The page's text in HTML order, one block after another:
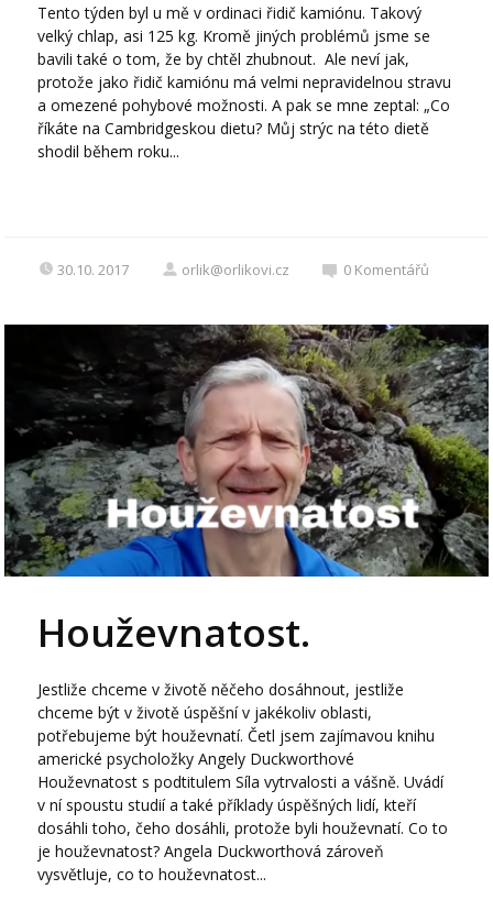
Tento týden byl u mě v ordinaci řidič kamiónu. Takový
velký chlap, asi 125 kg. Kromě jiných problémů jsme se
bavili také o tom, že by chtěl zhubnout. Ale neví jak,
protože jako řidič kamiónu má velmi nepravidelnou stravu
a omezené pohybové možnosti. A pak se mne zeptal: „Co
říkáte na Cambridgeskou dietu? Můj strýc na této dietě
shodil během roku...
30.10. 2017 orlik@orlikovi.cz 0 Komentářů
Houževnatost.
Jestliže chceme v životě něčeho dosáhnout, jestliže
chceme být v životě úspěšní v jakékoliv oblasti,
potřebujeme být houževnatí. Četl jsem zajímavou knihu
americké psycholožky Angely Duckworthové
Houževnatost s podtitulem Síla vytrvalosti a vášně. Uvádí
v ní spoustu studií a také příklady úspěšných lidí, kteří
dosáhli toho, čeho dosáhli, protože byli houževnatí. Co to
je houževnatost? Angela Duckworthová zároveň
vysvětluje, co to houževnatost...